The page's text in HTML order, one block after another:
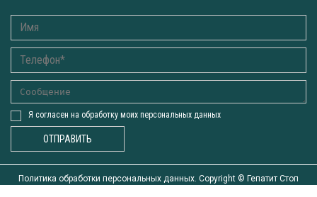
Я согласен на обработку моих персональных данных
ОТПРАВИТЬ
Политика обработки персональных данных. Copyright © Гепатит Стоп